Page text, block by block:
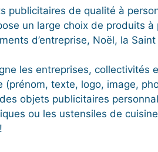
publicitaires de qualité à
un large choix de produits
d’entreprise, Noël, la
les entreprises, collectivités
(prénom, texte, logo, image,
objets publicitaires
ou les ustensiles de